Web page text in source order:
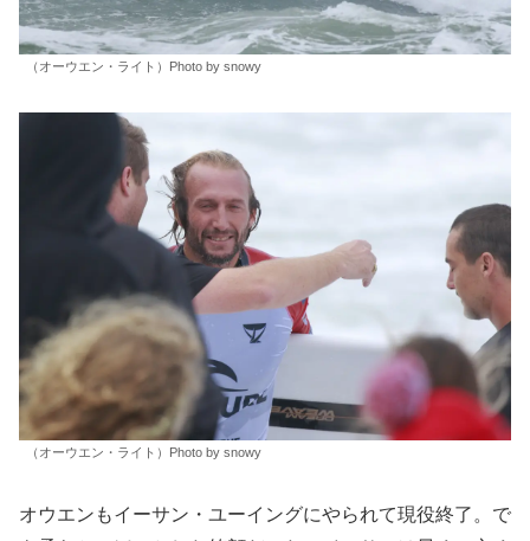
（オーウエン・ライト）Photo by snowy
（オーウエン・ライト）Photo by snowy
オウエンもイーサン・ユーイングにやられて現役終了。で